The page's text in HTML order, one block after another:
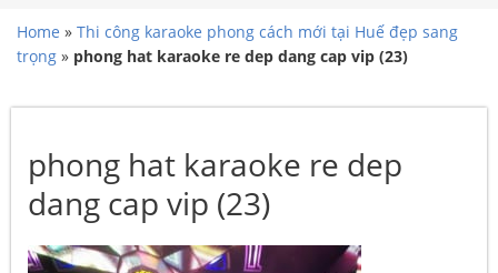
Home » Thi công karaoke phong cách mới tại Huế đẹp sang
trọng » phong hat karaoke re dep dang cap vip (23)
phong hat karaoke re dep
dang cap vip (23)